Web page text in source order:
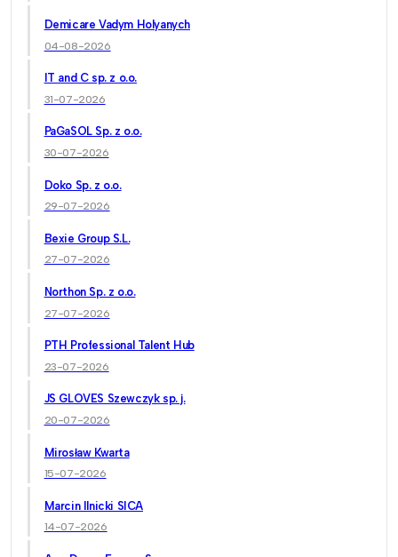
Demicare Vadym Holyanych
04-08-2026
IT and C sp. z o.o.
31-07-2026
PaGaSOL Sp. z o.o.
30-07-2026
Doko Sp. z o.o.
29-07-2026
Bexie Group S.L.
27-07-2026
Northon Sp. z o.o.
27-07-2026
PTH Professional Talent Hub
23-07-2026
JS GLOVES Szewczyk sp. j.
20-07-2026
Mirosław Kwarta
15-07-2026
Marcin Ilnicki SICA
14-07-2026